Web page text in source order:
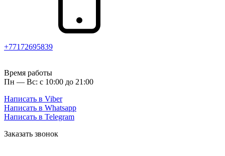
+77172695839
Время работы
Пн — Вс: с 10:00 до 21:00
Написать в Viber
Написать в Whatsapp
Написать в Telegram
Заказать звонок